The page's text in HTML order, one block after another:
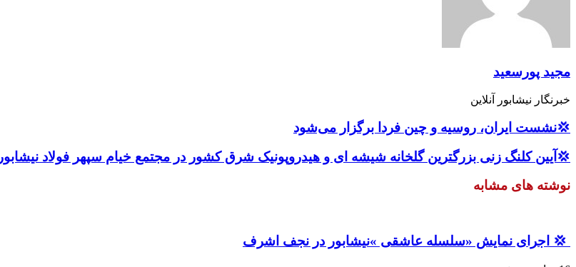
مجید پورسعید
خبرنگار نیشابور آنلاین
💢نشست ایران، روسیه و چین فردا برگزار می‌شود
💢آیین کلنگ زنی بزرگترین گلخانه شیشه ای و هیدروپونیک شرق کشور در مجتمع خیام سپهر فولاد نیشابور
نوشته های مشابه
‍ 💢 اجرای نمایش «سلسله عاشقی »نیشابور در نجف اشرف